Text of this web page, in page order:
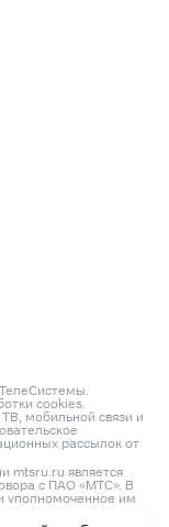
cookies.
мобильной связи и
рассылок от
mtsru.ru является
с ПАО «МТС». В
уполномоченное им